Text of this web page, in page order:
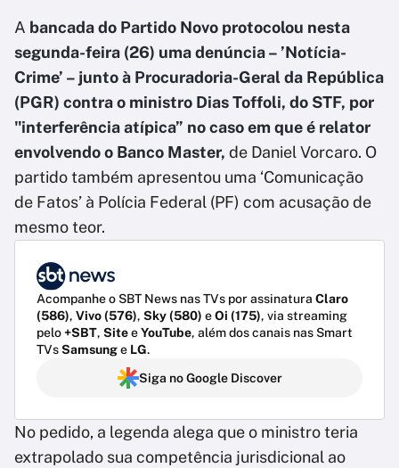
A bancada do Partido Novo protocolou nesta
segunda-feira (26) uma denúncia – ’Notícia-
Crime’ – junto à Procuradoria-Geral da República
(PGR) contra o ministro Dias Toffoli, do STF, por
"interferência atípica” no caso em que é relator
envolvendo o Banco Master, de Daniel Vorcaro. O
partido também apresentou uma ‘Comunicação
de Fatos’ à Polícia Federal (PF) com acusação de
mesmo teor.
Acompanhe o SBT News nas TVs por assinatura Claro
(586), Vivo (576), Sky (580) eOi (175), via streaming
pelo+SBT, SiteeYouTube, além dos canais nas Smart
TVsSamsunge LG.
Siga no Google Discover
No pedido, a legenda alega que o ministro teria
extrapolado sua competência jurisdicional ao